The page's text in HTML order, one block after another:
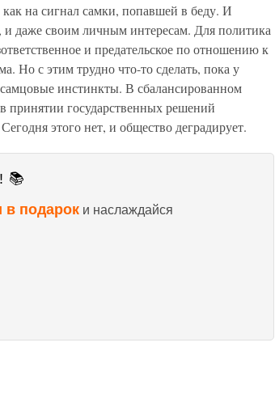
на сигнал самки, попавшей в беду. И
даже своим личным интересам. Для политика
и предательское по отношению к
Но с этим трудно что-то сделать, пока у
инстинкты. В сбалансированном
принятии государственных решений
этого нет, и общество деградирует.
📚
в подарок и наслаждайся